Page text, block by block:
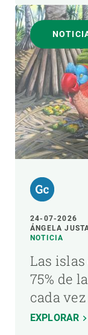
24-07-2026
ÁNGELA
NOTICIA
Las
75% de
cada
EXPLORAR